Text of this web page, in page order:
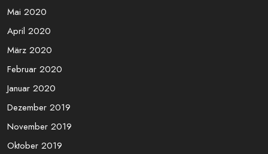
Mai 2020
April 2020
März 2020
Februar 2020
Januar 2020
Dezember 2019
November 2019
Oktober 2019